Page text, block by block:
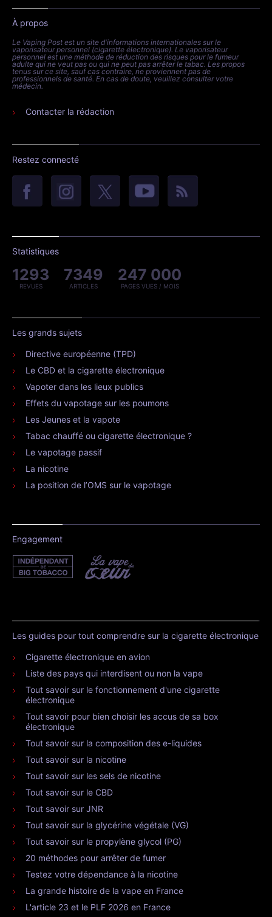
À propos
Le Vaping Post est un site d'informations internationales sur le
vaporisateur personnel (cigarette électronique). Le vaporisateur
personnel est une méthode de réduction des risques pour le fumeur
adulte qui ne veut pas ou qui ne peut pas arrêter le tabac. Les propos
tenus sur ce site, sauf cas contraire, ne proviennent pas de
professionnels de santé. En cas de doute, veuillez consulter votre
médecin.
Contacter la rédaction
Restez connecté
Statistiques
1293
REVUES
7349
ARTICLES
247 000
PAGES VUES / MOIS
Les grands sujets
Directive européenne (TPD)
Le CBD et la cigarette électronique
Vapoter dans les lieux publics
Effets du vapotage sur les poumons
Les Jeunes et la vapote
Tabac chauffé ou cigarette électronique ?
Le vapotage passif
La nicotine
La position de l’OMS sur le vapotage
Engagement
Les guides pour tout comprendre sur la cigarette électronique
Cigarette électronique en avion
Liste des pays qui interdisent ou non la vape
Tout savoir sur le fonctionnement d'une cigarette
électronique
Tout savoir pour bien choisir les accus de sa box
électronique
Tout savoir sur la composition des e-liquides
Tout savoir sur la nicotine
Tout savoir sur les sels de nicotine
Tout savoir sur le CBD
Tout savoir sur JNR
Tout savoir sur la glycérine végétale (VG)
Tout savoir sur le propylène glycol (PG)
20 méthodes pour arrêter de fumer
Testez votre dépendance à la nicotine
La grande histoire de la vape en France
L'article 23 et le PLF 2026 en France